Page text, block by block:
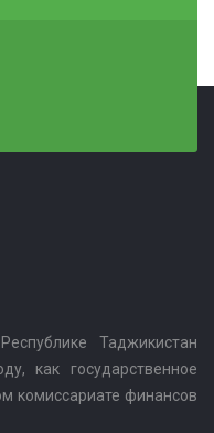
Таджикистан
как государственное
комиссариате финансов